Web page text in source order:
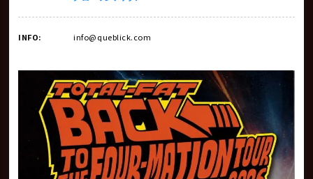
INFO: info@queblick.com